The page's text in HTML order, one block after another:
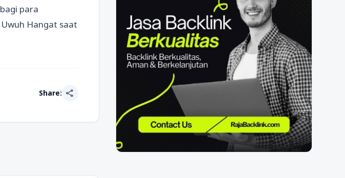
para
Hangat saat
Share: share